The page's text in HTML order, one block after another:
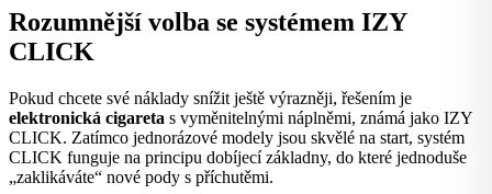
Rozumnější volba se systémem IZY
CLICK
Pokud chcete své náklady snížit ještě výrazněji, řešením je
elektronická cigareta s vyměnitelnými náplněmi, známá jako IZY
CLICK. Zatímco jednorázové modely jsou skvělé na start, systém
CLICK funguje na principu dobíjecí základny, do které jednoduše
„zaklikáváte“ nové pody s příchutěmi.